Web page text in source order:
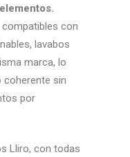
con
lavabos
marca, lo
coherente sin
por
Lliro, con todas